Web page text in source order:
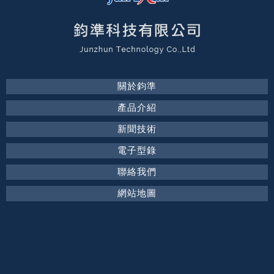
關於鈞準
產品介紹
新聞技術
電子型錄
聯絡我們
網站地圖